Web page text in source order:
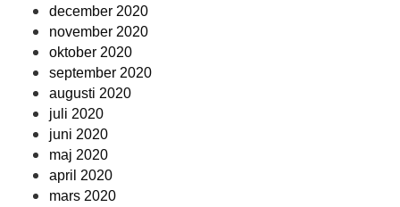
december 2020
november 2020
oktober 2020
september 2020
augusti 2020
juli 2020
juni 2020
maj 2020
april 2020
mars 2020